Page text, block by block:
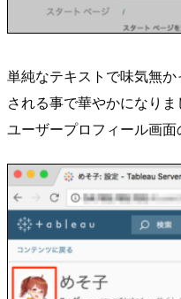
単純なテキストで味気無
される事で華やかになりま
ユーザープロフィール画面